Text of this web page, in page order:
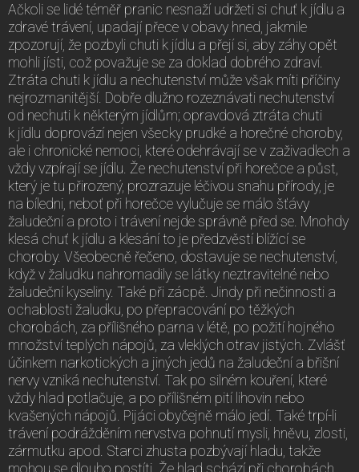
Ačkoli se lidé téměř pranic nesnaží udržeti si chuť k jídlu a
zdravé trávení, upadají přece v obavy hned, jakmile
zpozorují, že pozbyli chuti k jídlu a přejí si, aby záhy opět
mohli jísti, což považuje se za doklad dobrého zdraví.
Ztráta chuti k jídlu a nechutenství může však míti příčiny
nejrozmanitější. Dobře dlužno rozeznávati nechutenství
od nechuti k některým jídlům; opravdová ztráta chuti
k jídlu doprovází nejen všecky prudké a horečné choroby,
ale i chronické nemoci, které odehrávají se v zaživadlech a
vždy vzpírají se jídlu. Že nechutenství při horečce a půst,
který je tu přirozený, prozrazuje léčivou snahu přírody, je
na bíledni, neboť při horečce vylučuje se málo šťávy
žaludeční a proto i trávení nejde správně před se. Mnohdy
klesá chuť k jídlu a klesání to je předzvěstí blížící se
choroby. Všeobecně řečeno, dostavuje se nechutenství,
když v žaludku nahromadily se látky neztravitelné nebo
žaludeční kyseliny. Také při zácpě. Jindy při nečinnosti a
ochablosti žaludku, po přepracování po těžkých
chorobách, za přílišného parna v létě, po požití hojného
množství teplých nápojů, za vleklých otrav jistých. Zvlášť
účinkem narkotických a jiných jedů na žaludeční a břišní
nervy vzniká nechutenství. Tak po silném kouření, které
vždy hlad potlačuje, a po přílišném pití lihovin nebo
kvašených nápojů. Pijáci obyčejně málo jedí. Také trpí-li
trávení podrážděním nervstva pohnutí mysli, hněvu, zlosti,
zármutku apod. Starci zhusta pozbývají hladu, takže
mohou se dlouho postíti. Že hlad schází při chorobách,